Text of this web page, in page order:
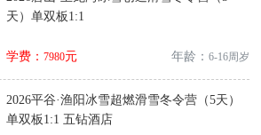
天）单双板1:1
学费： 7980元 年龄： 6-16周岁
2026平谷·渔阳冰雪超燃滑雪冬令营（5天）
单双板1:1 五钻酒店